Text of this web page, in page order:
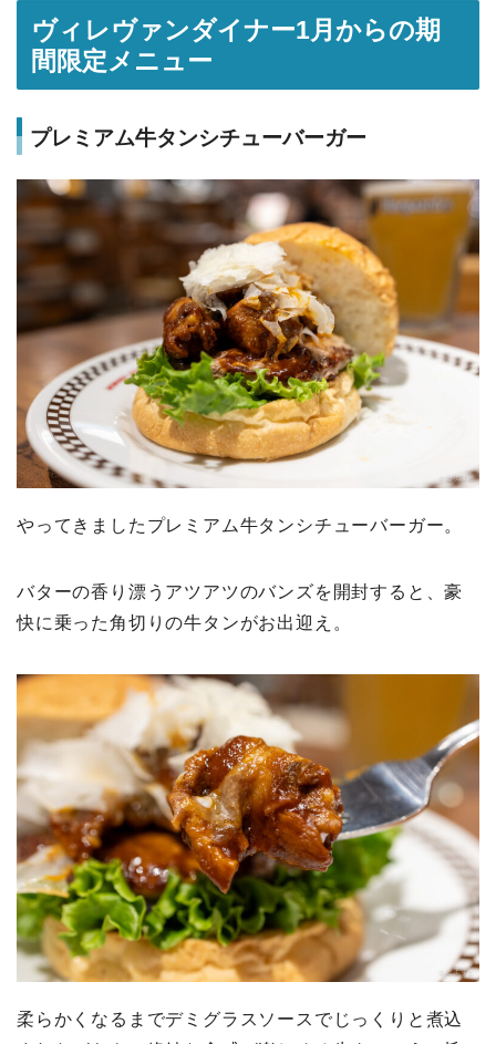
ヴィレヴァンダイナー1月からの期
間限定メニュー
プレミアム牛タンシチューバーガー
やってきましたプレミアム牛タンシチューバーガー。
バターの香り漂うアツアツのバンズを開封すると、豪
快に乗った角切りの牛タンがお出迎え。
柔らかくなるまでデミグラスソースでじっくりと煮込